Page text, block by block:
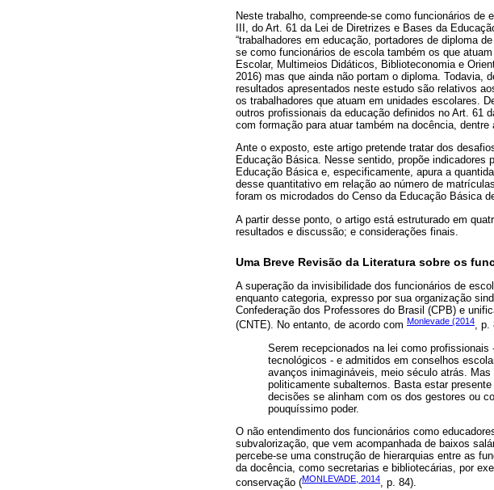
Neste trabalho, compreende-se como funcionários de
III, do Art. 61 da Lei de Diretrizes e Bases da
“trabalhadores em educação, portadores de diploma
se como funcionários de escola também os que
Escolar, Multimeios Didáticos, Biblioteconomia e
2016) mas que ainda não portam o diploma. Todavia,
resultados apresentados neste estudo são relativos
os trabalhadores que atuam em unidades escolares.
outros profissionais da educação definidos no Art. 61
com formação para atuar também na docência,
Ante o exposto, este artigo pretende tratar dos
Educação Básica. Nesse sentido, propõe indicadores
Educação Básica e, especificamente, apura a
desse quantitativo em relação ao número de
foram os microdados do Censo da Educação Básica
A partir desse ponto, o artigo está estruturado em
resultados e discussão; e considerações finais.
Uma Breve Revisão da Literatura sobre os
A superação da invisibilidade dos funcionários de
enquanto categoria, expresso por sua organização
Confederação dos Professores do Brasil (CPB) e
(CNTE). No entanto, de acordo com Monlevade (2014, p.
Serem recepcionados na lei como
tecnológicos - e admitidos em conselhos
avanços inimagináveis, meio século atrás.
politicamente subalternos. Basta estar
decisões se alinham com os dos gestores ou
pouquíssimo poder.
O não entendimento dos funcionários como
subvalorização, que vem acompanhada de baixos
percebe-se uma construção de hierarquias entre as
da docência, como secretarias e bibliotecárias, por
conservação (MONLEVADE, 2014, p. 84).